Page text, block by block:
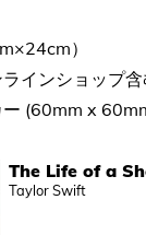
）
インショップ含
ー (60mm x
The Life of a
Taylor Swift